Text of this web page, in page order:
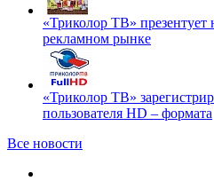
«Триколор ТВ»
рекламном рынке
«Триколор ТВ»
пользователя HD – формата
Все новости